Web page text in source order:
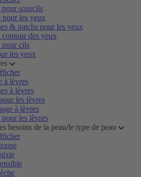
pour sourcils
pour les yeux
& patchs pour les yeux
contour des yeux
pour cils
les yeux
à lèvres
à lèvres
les lèvres
à lèvres
pour les lèvres
besoins de la peau/le type de peau